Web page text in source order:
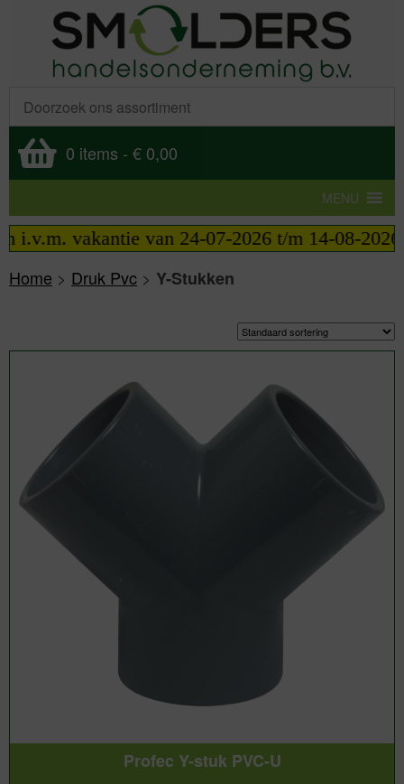
0 items - € 0,00
MENU
vakantie van 24-07-2026 t/m 14-08-2026
Home > Druk Pvc > Y-Stukken
Profec Y-stuk PVC-U